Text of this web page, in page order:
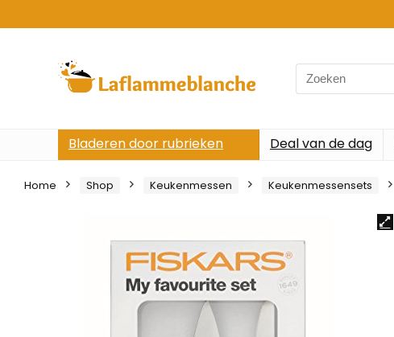
Search
for:
Bladeren door rubrieken Deal van de dag
Home Shop Keukenmessen Keukenmessensets